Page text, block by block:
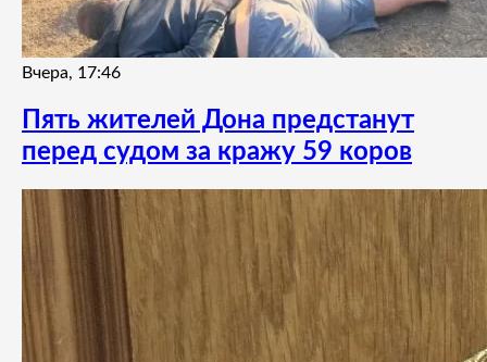
Вчера, 17:46
Пять жителей Дона предстанут
перед судом за кражу 59 коров